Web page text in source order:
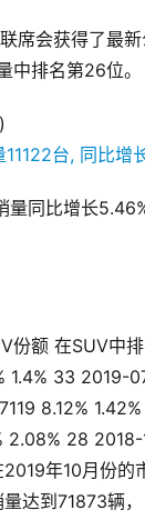
中排名第26位。
比增长5.46%
份额 在SUV
33 2019-
8.12%
2.08% 28
年10月份的市
达到71873辆，